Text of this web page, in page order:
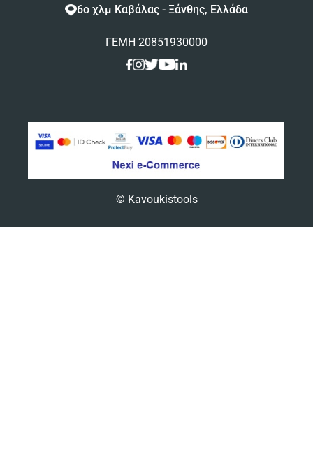
6ο χλμ Καβάλας - Ξάνθης, Ελλάδα
ΓΕΜΗ 20851930000
© Kavoukistools